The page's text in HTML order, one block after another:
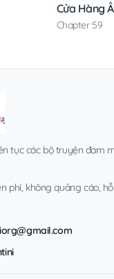
Cửa Hàng
Chapter 59
tục các bộ truyện đam
phí, không quảng cáo,